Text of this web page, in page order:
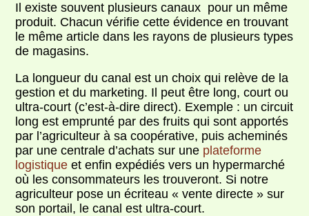
Il existe souvent plusieurs canaux pour un même
produit. Chacun vérifie cette évidence en trouvant
le même article dans les rayons de plusieurs types
de magasins.
La longueur du canal est un choix qui relève de la
gestion et du marketing. Il peut être long, court ou
ultra-court (c’est-à-dire direct). Exemple : un circuit
long est emprunté par des fruits qui sont apportés
par l’agriculteur à sa coopérative, puis acheminés
par une centrale d’achats sur une plateforme
logistique et enfin expédiés vers un hypermarché
où les consommateurs les trouveront. Si notre
agriculteur pose un écriteau « vente directe » sur
son portail, le canal est ultra-court.